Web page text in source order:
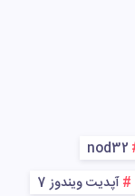
nod32
آپدیت ویندوز 7